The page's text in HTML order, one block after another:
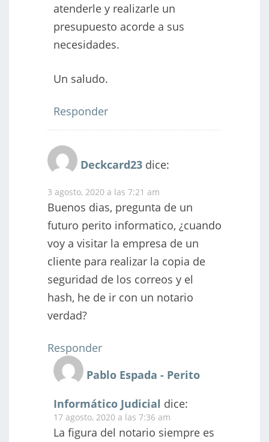
atenderle y realizarle un
presupuesto acorde a sus
necesidades.
Un saludo.
Responder
Deckcard23 dice:
3 agosto, 2020 a las 7:21 am
Buenos dias, pregunta de un
futuro perito informatico, ¿cuando
voy a visitar la empresa de un
cliente para realizar la copia de
seguridad de los correos y el
hash, he de ir con un notario
verdad?
Responder
Pablo Espada - Perito
Informático Judicial dice:
17 agosto, 2020 a las 7:36 am
La figura del notario siempre es